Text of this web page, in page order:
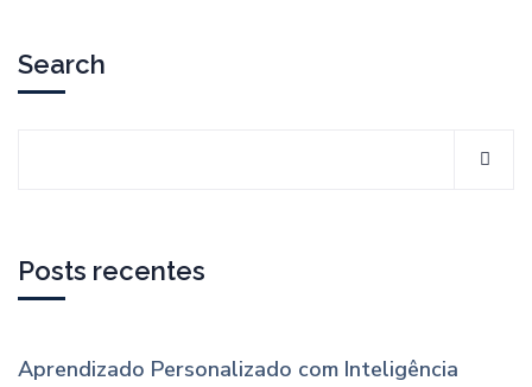
Search
Posts recentes
Aprendizado Personalizado com Inteligência